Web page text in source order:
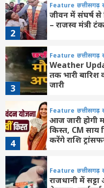
2
Feature छत्तीसगढ़
जीवन में संघर्ष से
– राजस्व मंत्री
3
Feature छत्तीसगढ़
Weather
तक भारी बारिश
जारी
4
Feature छत्तीसगढ़
आज जारी होगी
किस्त, CM साय
करेंगे राशि
Feature छत्तीसगढ़
राजधानी में